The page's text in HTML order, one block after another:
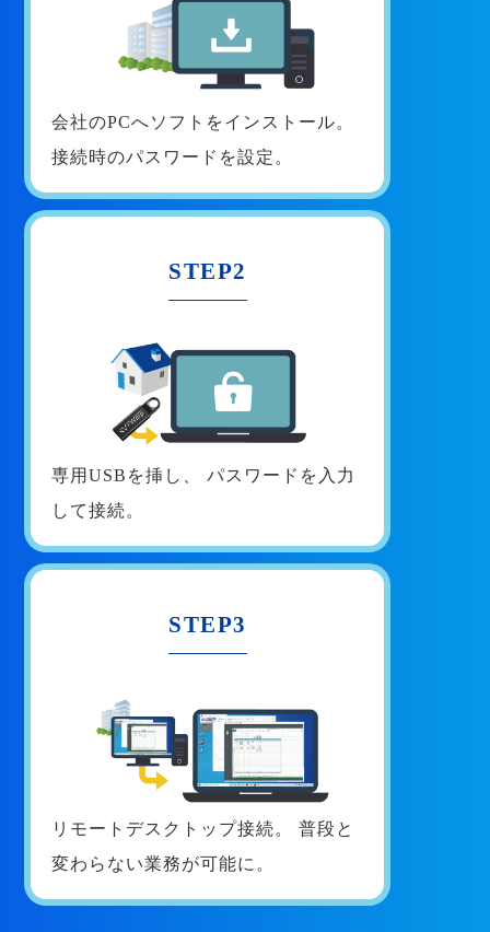
会社のPCへソフトをインストール。
接続時のパスワードを設定。
STEP2
専用USBを挿し、
パスワードを入力
して接続。
STEP3
リモートデスクトップ接続。
普段と
変わらない業務が可能に。